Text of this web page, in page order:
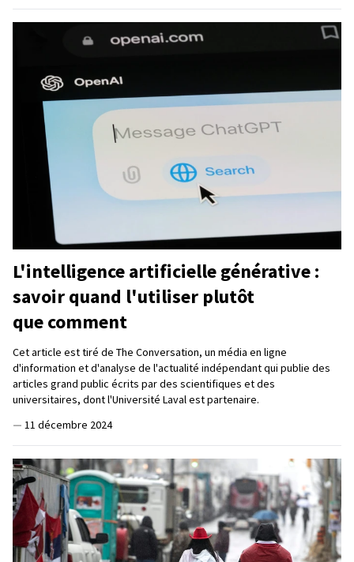
L'intelligence artificielle générative :
savoir quand l'utiliser plutôt
que comment
Cet article est tiré de The Conversation, un média en ligne
d'information et d'analyse de l'actualité indépendant qui publie des
articles grand public écrits par des scientifiques et des
universitaires, dont l'Université Laval est partenaire.
— 11 décembre 2024